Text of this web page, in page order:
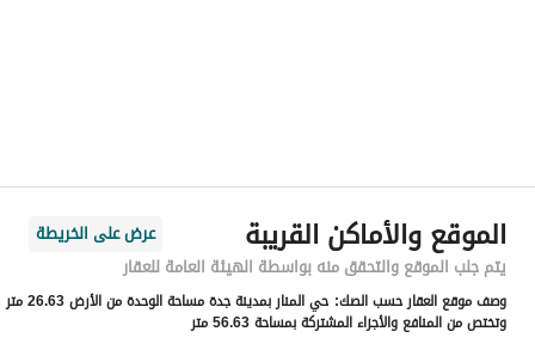
رقم المبنى
7410
الرقم الاضافي
3361
الموقع والأماكن القريبة
عرض على الخريطة
يتم جلب الموقع والتحقق منه بواسطة الهيئة العامة للعقار
وصف موقع العقار حسب الصك:
حي المنار بمدينة جدة مساحة الوحدة من الأرض 26.63 متر
وتختص من المنافع والأجزاء المشتركة بمساحة 56.63 متر